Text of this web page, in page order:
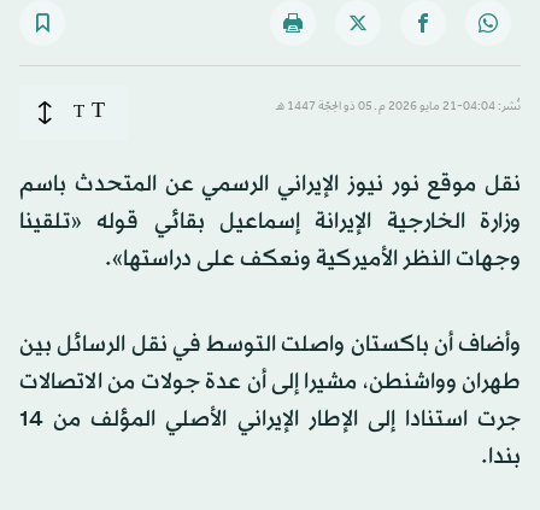
نُشر: 04:04-21 مايو 2026 م ـ 05 ذو الحِجّة 1447 هـ T
T
نقل موقع ​نور نيوز الإيراني الرسمي عن المتحدث باسم
وزارة ‌الخارجية الإيرانة ‌إسماعيل ​بقائي قوله «تلقينا
‌وجهات ⁠النظر ​الأميركية ونعكف ⁠على دراستها».
وأضاف أن باكستان واصلت ⁠التوسط في ‌نقل ‌الرسائل ​بين
‌طهران وواشنطن، ‌مشيرا إلى أن عدة جولات من ‌الاتصالات
جرت استنادا إلى الإطار ⁠الإيراني ⁠الأصلي المؤلف من 14
بندا.